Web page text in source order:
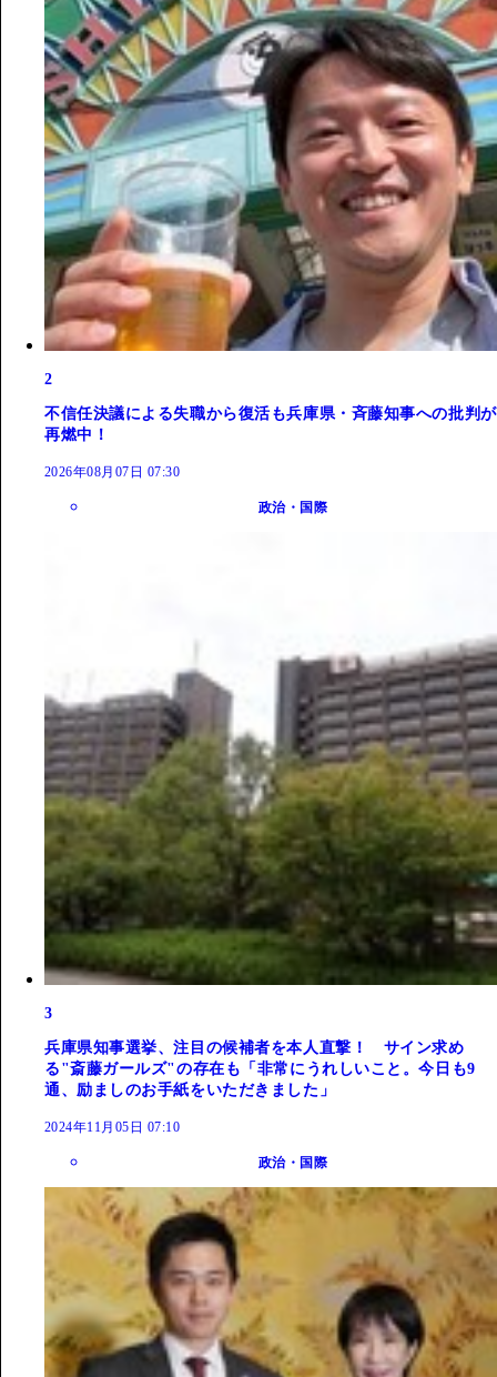
2
不信任決議による失職から復活も兵庫県・斉藤知事への批判が
再燃中！
2026年08月07日 07:30
政治・国際
3
兵庫県知事選挙、注目の候補者を本人直撃！ サイン求め
る"斎藤ガールズ"の存在も「非常にうれしいこと。今日も9
通、励ましのお手紙をいただきました」
2024年11月05日 07:10
政治・国際